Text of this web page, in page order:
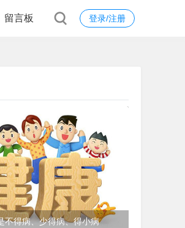
登录/注册
留言板
不得病、少得病、得小病